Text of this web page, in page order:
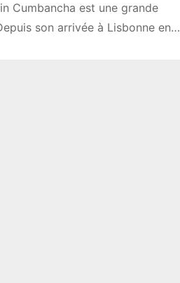
Cumbancha est une grande
son arrivée à Lisbonne en…